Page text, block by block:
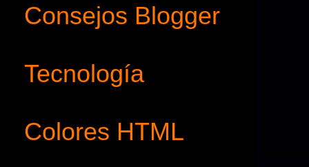
Consejos Blogger
Tecnología
Colores HTML